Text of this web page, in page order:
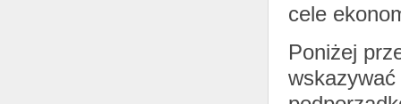
cele
Poniżej